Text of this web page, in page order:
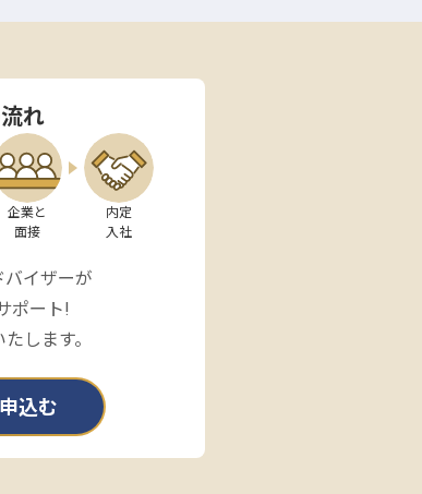
れ
企業と
面接
内定
入社
イザーが
ポート!
します。
込む